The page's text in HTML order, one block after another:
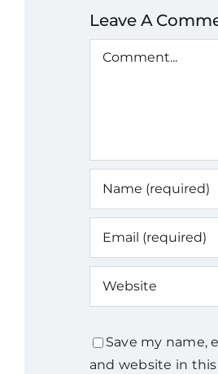
Leave A
Comment
Save my name,
and website in